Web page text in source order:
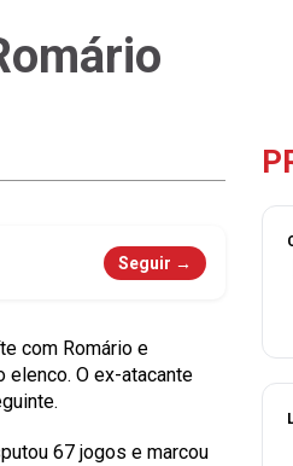
Seguir →
com Romário e
elenco. O ex-atacante
67 jogos e marcou